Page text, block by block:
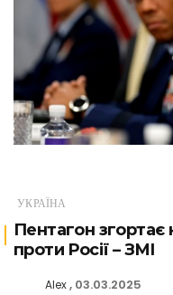
УКРАЇНА
Пентагон згортає
проти Росії – ЗМІ
Alex 03.03.2025